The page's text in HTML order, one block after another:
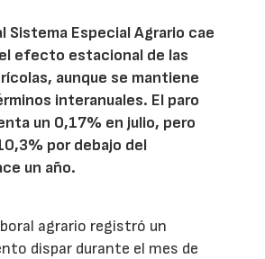
Sistema Especial Agrario cae
efecto estacional de las
aunque se mantiene
interanuales. El paro
un 0,17% en julio, pero
por debajo del
un año.
agrario registró un
dispar durante el mes de